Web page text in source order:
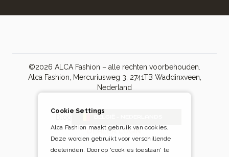
©2026 ALCA Fashion – alle rechten voorbehouden.
Alca Fashion, Mercuriusweg 3, 2741TB Waddinxveen,
Nederland
BELGIË - NEDERLANDS
DEALER LOGIN
Cookie Settings
Alca Fashion maakt gebruik van cookies.
Deze worden gebruikt voor verschillende
doeleinden. Door op 'cookies toestaan' te